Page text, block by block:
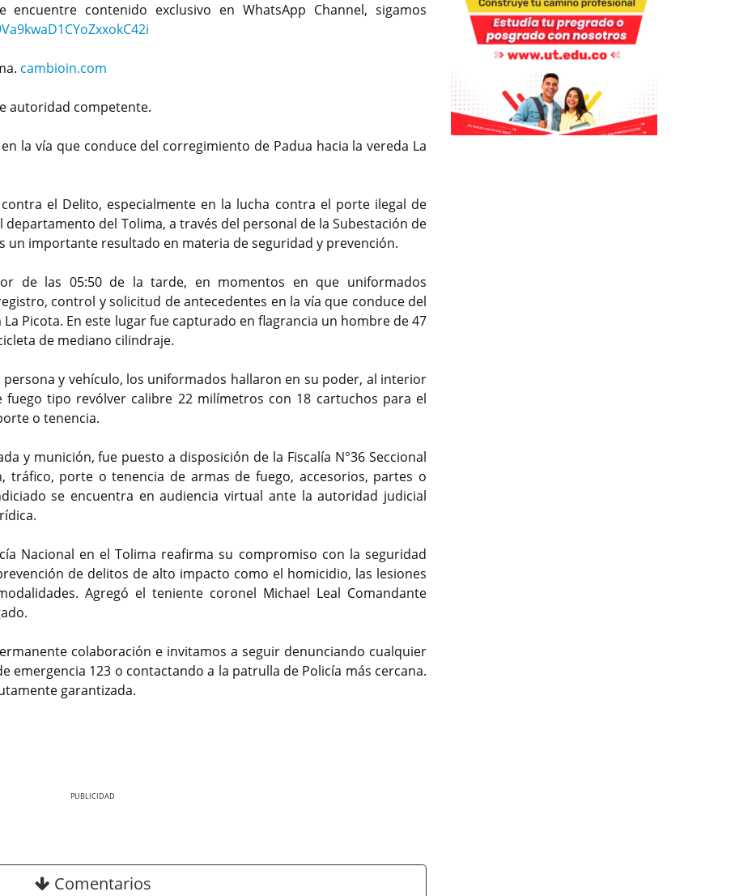
contenido exclusivo en WhatsApp Channel, sigamos
cambioin.com
autoridad competente.
la vía que conduce del corregimiento de Padua hacia la vereda La
el Delito, especialmente en la lucha contra el porte ilegal de
departamento del Tolima, a través del personal de la Subestación de
un importante resultado en materia de seguridad y prevención.
de las 05:50 de la tarde, en momentos en que uniformados
control y solicitud de antecedentes en la vía que conduce del
Picota. En este lugar fue capturado en flagrancia un hombre de 47
de mediano cilindraje.
y vehículo, los uniformados hallaron en su poder, al interior
tipo revólver calibre 22 milímetros con 18 cartuchos para el
o tenencia.
y munición, fue puesto a disposición de la Fiscalía N°36 Seccional
tráfico, porte o tenencia de armas de fuego, accesorios, partes o
se encuentra en audiencia virtual ante la autoridad judicial
Nacional en el Tolima reafirma su compromiso con la seguridad
de delitos de alto impacto como el homicidio, las lesiones
Agregó el teniente coronel Michael Leal Comandante
colaboración e invitamos a seguir denunciando cualquier
emergencia 123 o contactando a la patrulla de Policía más cercana.
garantizada.
Comentarios
Previous